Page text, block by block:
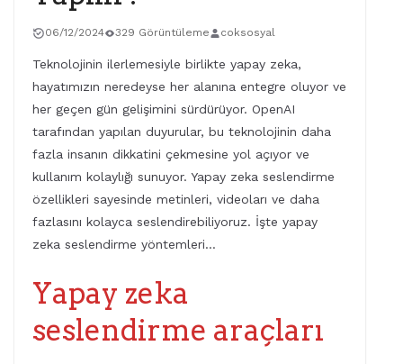
06/12/2024 329 Görüntüleme coksosyal
Teknolojinin ilerlemesiyle birlikte yapay zeka,
hayatımızın neredeyse her alanına entegre oluyor ve
her geçen gün gelişimini sürdürüyor. OpenAI
tarafından yapılan duyurular, bu teknolojinin daha
fazla insanın dikkatini çekmesine yol açıyor ve
kullanım kolaylığı sunuyor. Yapay zeka seslendirme
özellikleri sayesinde metinleri, videoları ve daha
fazlasını kolayca seslendirebiliyoruz. İşte yapay
zeka seslendirme yöntemleri…
Yapay zeka
seslendirme araçları